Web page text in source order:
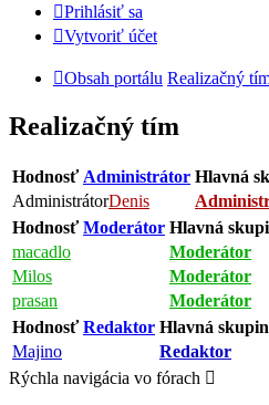
Prihlásiť sa
Vytvoriť účet
Obsah portálu Realizačný
Realizačný tím
Hodnosť Administrátor Hlavná
AdministrátorDenis
HodnosťModerátor Hlavná
macadlo
Moderátor
Milos
Moderátor
prasan
Moderátor
HodnosťRedaktor Hlavná
Majino
Redaktor
Rýchla navigácia vo fórach